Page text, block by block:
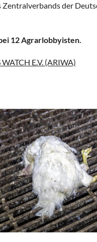
der
12 Agrarlobbyisten.
E.V. (ARIWA)